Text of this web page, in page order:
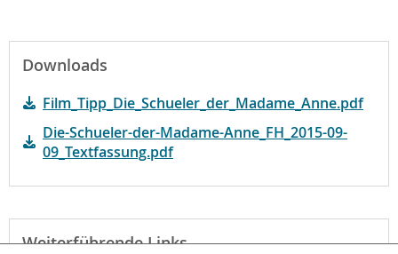
Downloads
Film_Tipp_Die_Schueler_der_Madame_Anne.pdf
Die-Schueler-der-Madame-Anne_FH_2015-09-
09_Textfassung.pdf
Weiterführende Links